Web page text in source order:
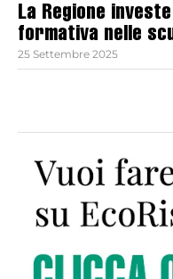
La Regione
formativa nelle
25 Settembre 2025